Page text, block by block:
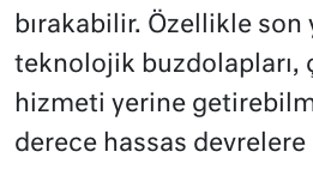
bırakabilir. Özellikle son
teknolojik buzdolapları,
hizmeti yerine
derece hassas